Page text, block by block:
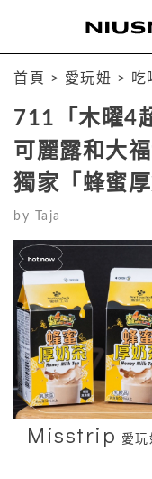
首頁 > 愛玩妞 > 吃
711「木曜4
可麗露和大
獨家「蜂蜜厚
by Taja
Misstrip 愛玩